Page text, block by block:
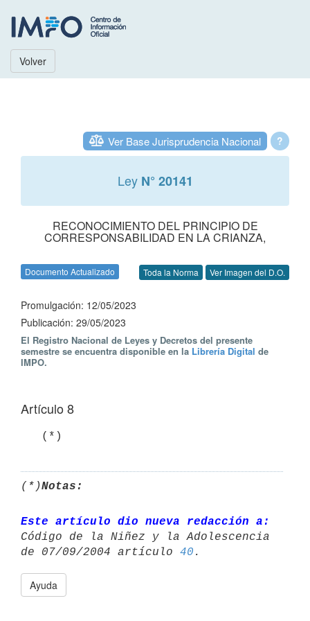
Volver
?
Ver Base Jurisprudencia Nacional
Ley N° 20141
RECONOCIMIENTO DEL PRINCIPIO DE
CORRESPONSABILIDAD EN LA CRIANZA,
Documento Actualizado Toda la Norma Ver Imagen del D.O.
Promulgación: 12/05/2023
Publicación: 29/05/2023
El Registro Nacional de Leyes y Decretos del presente
semestre se encuentra disponible en la Librería Digital de
IMPO.
Artículo 8
   (*)
(*)Notas:
Este artículo dio nueva redacción a:
Código de la Niñez y la Adolescencia
de 07/09/2004 artículo 40
Ayuda